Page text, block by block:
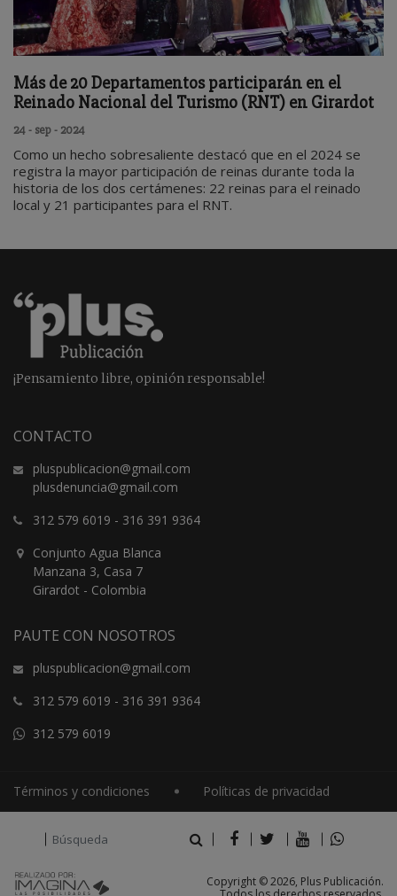
Más de 20 Departamentos participarán en el
Reinado Nacional del Turismo (RNT) en Girardot
24 - sep - 2024
Como un hecho sobresaliente destacó que en el 2024 se
registra la mayor participación de reinas durante toda la
historia de los dos certámenes: 22 reinas para el reinado
local y 21 participantes para el RNT.
¡Pensamiento libre, opinión responsable!
CONTACTO
pluspublicacion@gmail.com
plusdenuncia@gmail.com
312 579 6019 - 316 391 9364
Conjunto Agua Blanca
Manzana 3, Casa 7
Girardot - Colombia
PAUTE CON NOSOTROS
pluspublicacion@gmail.com
312 579 6019 - 316 391 9364
312 579 6019
Términos y condiciones Políticas de privacidad
Copyright © 2026, Plus Publicación.